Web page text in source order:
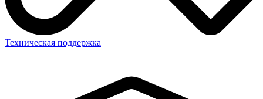
Техническая поддержка